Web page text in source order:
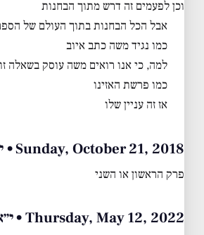
וכן לפעמים זה דרש מתוך הבחנות
אבל הכל הבחנות בתוך העולם של
כמו נגיד משה כתב איוב
למה, כי אנו רואים משה עוסק בשאלה
כמו פרשת האזינו
אז זה עניין שלו
Sunday, October 21, 2018 • י״ב חשון תשע״ט
פרק הראשון או השני
Thursday, May 12, 2022 • י״א אייר תשפ״ב